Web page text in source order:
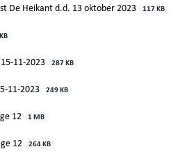
De Heikant d.d. 13 oktober 2023
117 KB
11-2023 287 KB
11-2023 249 KB
12 1 MB
12 264 KB